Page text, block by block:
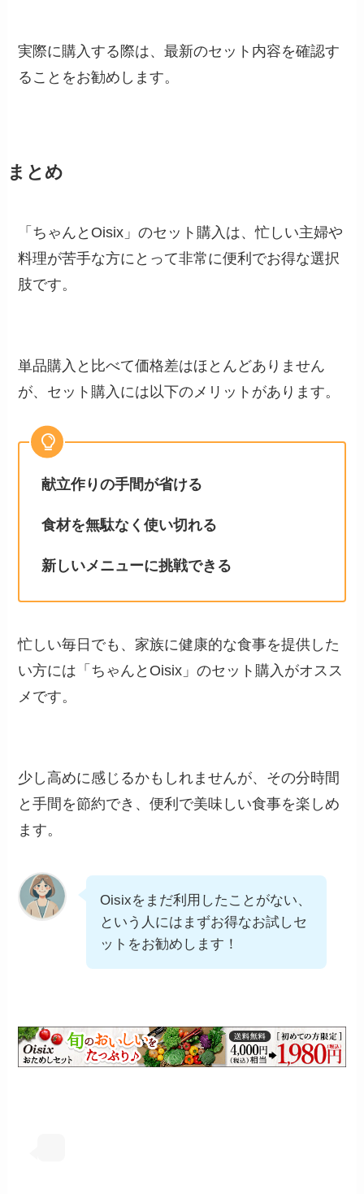
実際に購入する際は、最新のセット内容を確認す
ることをお勧めします。
まとめ
「ちゃんとOisix」のセット購入は、忙しい主婦や
料理が苦手な方にとって非常に便利でお得な選択
肢です。
単品購入と比べて価格差はほとんどありません
が、セット購入には以下のメリットがあります。
献立作りの手間が省ける
食材を無駄なく使い切れる
新しいメニューに挑戦できる
忙しい毎日でも、家族に健康的な食事を提供した
い方には「ちゃんとOisix」のセット購入がオスス
メです。
少し高めに感じるかもしれませんが、その分時間
と手間を節約でき、便利で美味しい食事を楽しめ
ます。
Oisixをまだ利用したことがない、
という人にはまずお得なお試しセ
ットをお勧めします！